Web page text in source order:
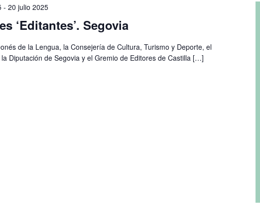
- 20 julio 2025
‘Editantes’. Segovia
de la Lengua, la Consejería de Cultura, Turismo y Deporte, el
Diputación de Segovia y el Gremio de Editores de Castilla […]